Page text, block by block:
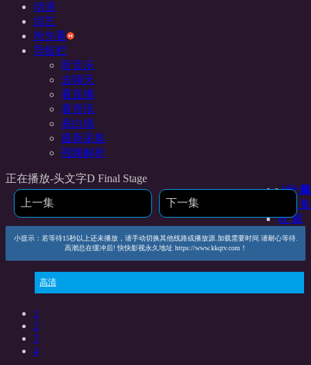
动漫
综艺
抢先看
导航栏
听音乐
去聊天
看直播
看资讯
表白墙
最新采集
视频解析
上一集
下一集
收 藏
收 藏
正在播放-头文字D Final Stage
上一集 下一集
小提示：若等待15秒以上还未播放，请手动切换其他线路或播放源.加载需要时间.请耐心等待.
高潮总在缓冲后! 快快影视永久地址 https://www.kkqtv.com！
高清
1
2
3
4